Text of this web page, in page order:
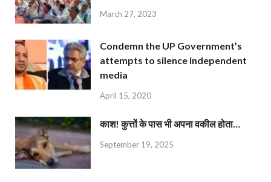
March 27, 2023
Condemn the UP Government’s
attempts to silence independent
media
April 15, 2020
काश! कुत्तों के पास भी अपना वकील होता…
September 19, 2025